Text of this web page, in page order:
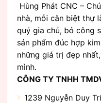
Hùng Phát CNC –
nhà, mỗi căn biệt thự
quý gia chủ, bỏ công
sản phẩm đúc hợp
những giá trị đẹp
mình.
CÔNG TY TNHH
1239 Nguyễn Duy